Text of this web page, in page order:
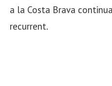
a la Costa Brava
recurrent.